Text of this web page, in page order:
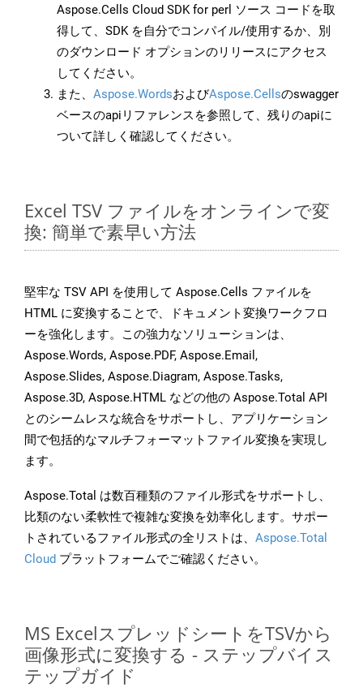
Aspose.Cells Cloud SDK for perl ソース コードを取
得して、SDK を自分でコンパイル/使用するか、別
のダウンロード オプションのリリースにアクセス
してください。
また、 Aspose.WordsおよびAspose.Cellsのswagger
ベースのapiリファレンスを参照して、残りのapiに
ついて詳しく確認してください。
Excel TSV ファイルをオンラインで変
換: 簡単で素早い方法
堅牢な TSV API を使用して Aspose.Cells ファイルを
HTML に変換することで、ドキュメント変換ワークフロ
ーを強化します。この強力なソリューションは、
Aspose.Words, Aspose.PDF, Aspose.Email,
Aspose.Slides, Aspose.Diagram, Aspose.Tasks,
Aspose.3D, Aspose.HTML などの他の Aspose.Total API
とのシームレスな統合をサポートし、アプリケーション
間で包括的なマルチフォーマットファイル変換を実現し
ます。
Aspose.Total は数百種類のファイル形式をサポートし、
比類のない柔軟性で複雑な変換を効率化します。サポー
トされているファイル形式の全リストは、 Aspose.Total
Cloud プラットフォームでご確認ください。
MS ExcelスプレッドシートをTSVから
画像形式に変換する - ステップバイス
テップガイド